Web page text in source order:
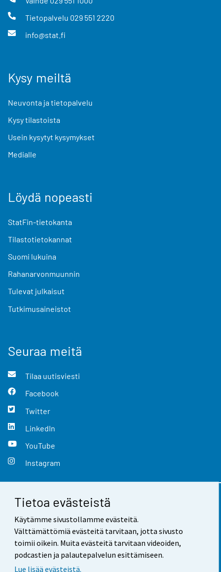
Tietoa evästeistä
Käytämme sivustollamme evästeitä.
Välttämättömiä evästeitä tarvitaan, jotta sivusto
toimii oikein. Muita evästeitä tarvitaan videoiden,
podcastien ja palautepalvelun esittämiseen.
Lue lisää evästeistä.
Tietopalvelu 029 551 2220
info@stat.fi
Kysy meiltä
Neuvonta ja tietopalvelu
Kysy tilastoista
Usein kysytyt kysymykset
Medialle
Löydä nopeasti
StatFin-tietokanta
Tilastotietokannat
Suomi lukuina
Rahanarvonmuunnin
Tulevat julkaisut
Tutkimusaineistot
Seuraa meitä
Tilaa uutisviesti
Facebook
Twitter
LinkedIn
YouTube
Instagram
Yhteystiedot
Palaute
Käyttöehdot